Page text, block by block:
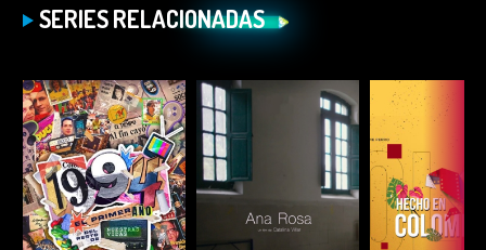
SERIES RELACIONADAS